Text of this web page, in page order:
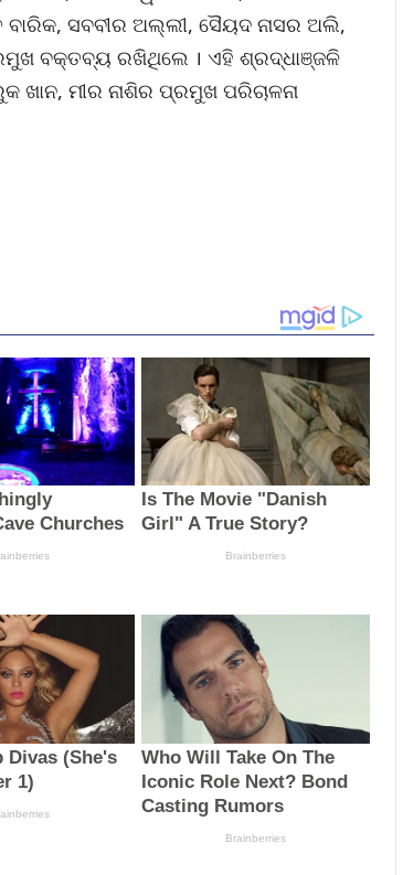
ବାରିକ, ସବବୀର ଅଲ୍ଲୀ, ସୈୟଦ ନାସର ଅଲି,
ବକ୍ତବ୍ୟ ରଖିଥିଲେ । ଏହି ଶ୍ରଦ୍ଧାଞ୍ଜଳି
ଖାନ, ମୀର ନାଶିର ପ୍ରମୁଖ ପରିଚାଳନା